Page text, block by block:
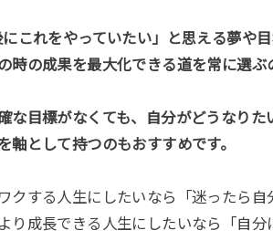
これをやっていたい」と思える夢や
時の成果を最大化できる道を常に選ぶ
な目標がなくても、自分がどうなり
軸として持つのもおすすめです。
クする人生にしたいなら「迷ったら
り成長できる人生にしたいなら「自分